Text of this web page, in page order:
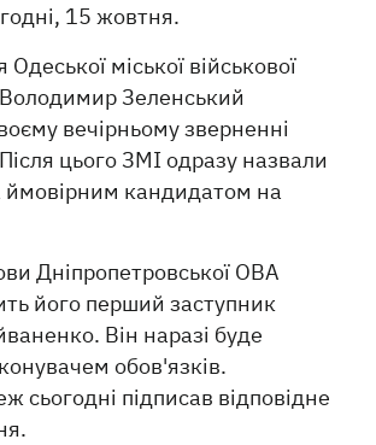
15 жовтня.
міської військової
Володимир Зеленський
вечірньому зверненні
цього ЗМІ одразу назвали
ймовірним кандидатом на
Дніпропетровської ОВА
його перший заступник
Він наразі буде
обов'язків.
сьогодні підписав відповідне